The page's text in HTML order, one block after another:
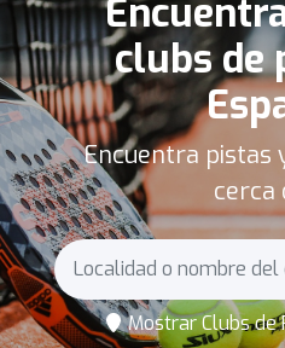
clubs de
Encuentra pistas
cerca
Mostrar Clubs de